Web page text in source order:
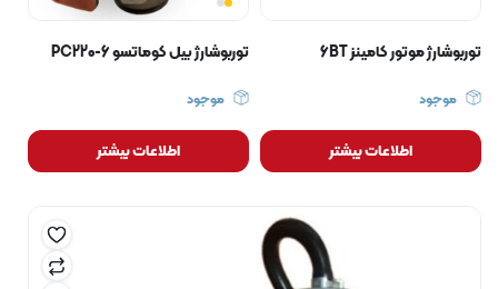
توربوشارژ موتور کامینز 6BT
موجود
اطلاعات بیشتر
توربوشارژ بیل کوماتسو PC220-6
موجود
اطلاعات بیشتر